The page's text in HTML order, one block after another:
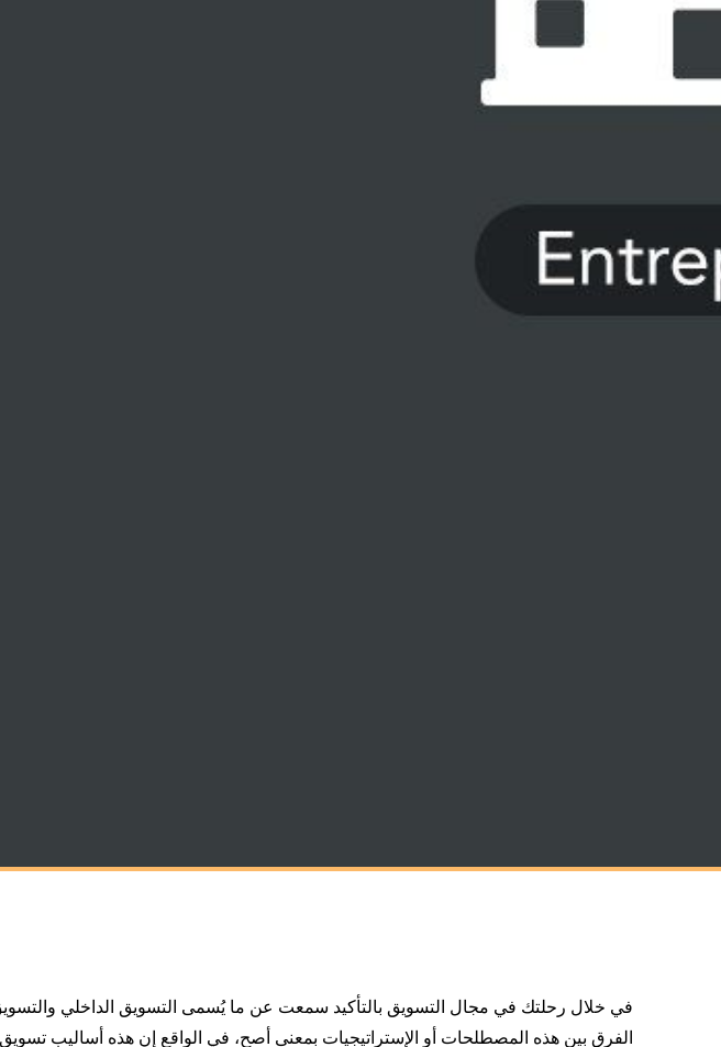
في خلال رحلتك في مجال التسويق بالتأكيد سمعت عن ما يُسمى التسويق الداخلي
الفرق بين هذه المصطلحات أو الإستراتيجيات بمعنى أصح، في الواقع إن هذه أساليب تسويق